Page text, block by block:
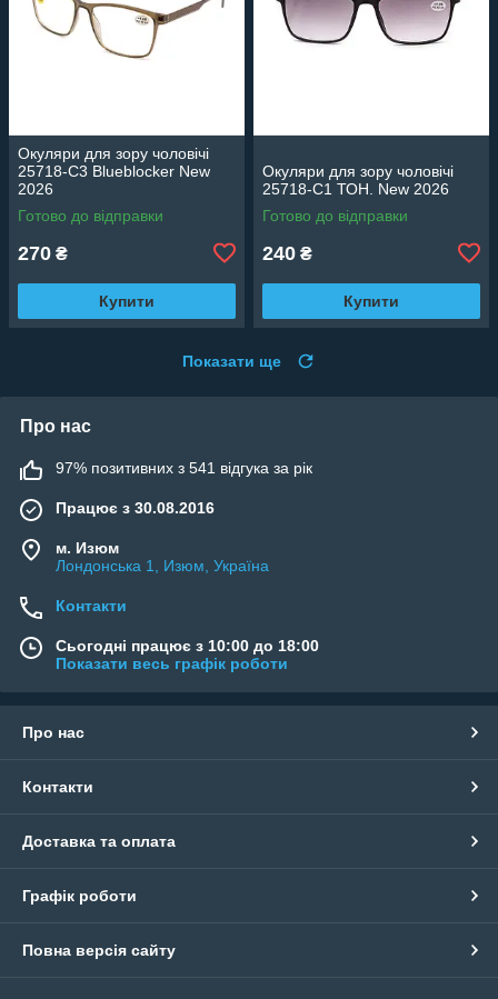
Окуляри для зору чоловічі
25718-C3 Blueblocker New
2026
Готово до відправки
270 ₴
Купити
Окуляри для зору чоловічі
25718-C1 ТОН. New 2026
Готово до відправки
240 ₴
Купити
Показати ще
Про нас
97% позитивних з 541 відгука за рік
Працює з 30.08.2016
м. Изюм
Лондонська 1, Изюм, Україна
Контакти
Сьогодні працює з 10:00 до 18:00
Показати весь графік роботи
Про нас
Контакти
Доставка та оплата
Графік роботи
Повна версія сайту